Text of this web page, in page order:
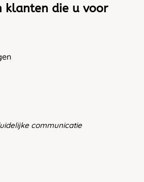
klanten die u voor
communicatie